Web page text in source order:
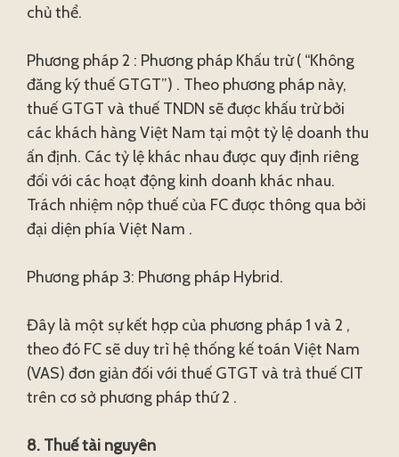
chủ thể.
Phương pháp 2 : Phương pháp Khấu trừ ( “Không
đăng ký thuế GTGT”) . Theo phương pháp này,
thuế GTGT và thuế TNDN sẽ được khấu trừ bởi
các khách hàng Việt Nam tại một tỷ lệ doanh thu
ấn định. Các tỷ lệ khác nhau được quy định riêng
đối với các hoạt động kinh doanh khác nhau.
Trách nhiệm nộp thuế của FC được thông qua bởi
đại diện phía Việt Nam .
Phương pháp 3: Phương pháp Hybrid.
Đây là một sự kết hợp của phương pháp 1 và 2 ,
theo đó FC sẽ duy trì hệ thống kế toán Việt Nam
(VAS) đơn giản đối với thuế GTGT và trả thuế CIT
trên cơ sở phương pháp thứ 2 .
8. Thuế tài nguyên